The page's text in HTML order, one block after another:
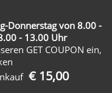
Donnerstag von 8.00 -
- 13.00 Uhr
GET COUPON ein,
€ 15,00